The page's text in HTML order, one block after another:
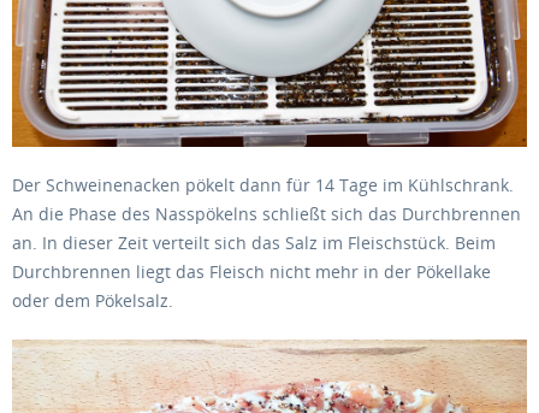
Der Schweinenacken pökelt dann für 14 Tage im Kühlschrank.
An die Phase des Nasspökelns schließt sich das Durchbrennen
an. In dieser Zeit verteilt sich das Salz im Fleischstück. Beim
Durchbrennen liegt das Fleisch nicht mehr in der Pökellake
oder dem Pökelsalz.